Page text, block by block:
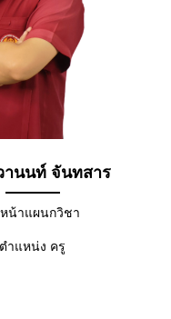
านนท์ จันทสาร
น้าแผนกวิชา
ตำแหน่ง ครู